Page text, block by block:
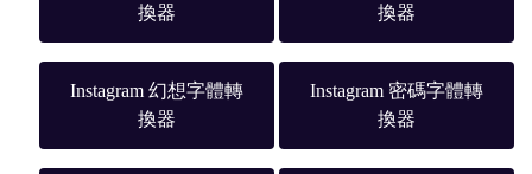
換器
換器
Instagram 幻想字體轉
換器
Instagram 密碼字體轉
換器